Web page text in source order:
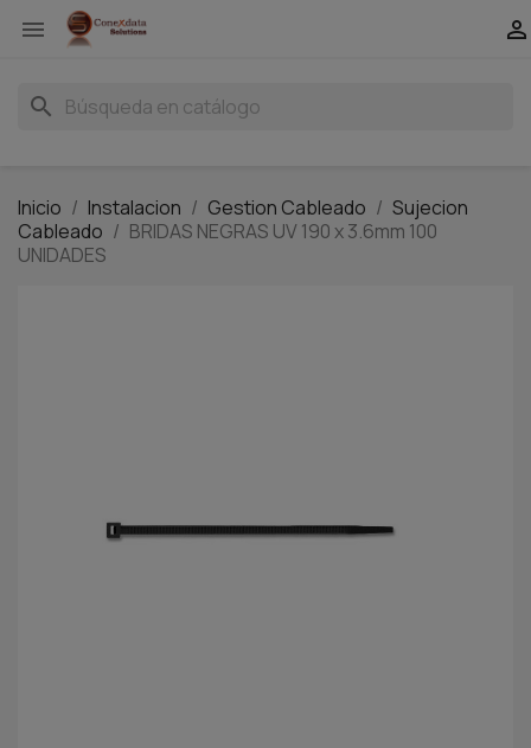
 
search
Inicio Instalacion Gestion Cableado
Sujecion
Cableado
BRIDAS NEGRAS UV 190 x 3.6mm 100
UNIDADES